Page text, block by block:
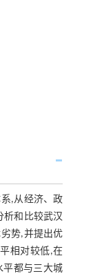
,从经济、政
析和比较武汉
势,并提出优
相对较低,在
平都与三大城